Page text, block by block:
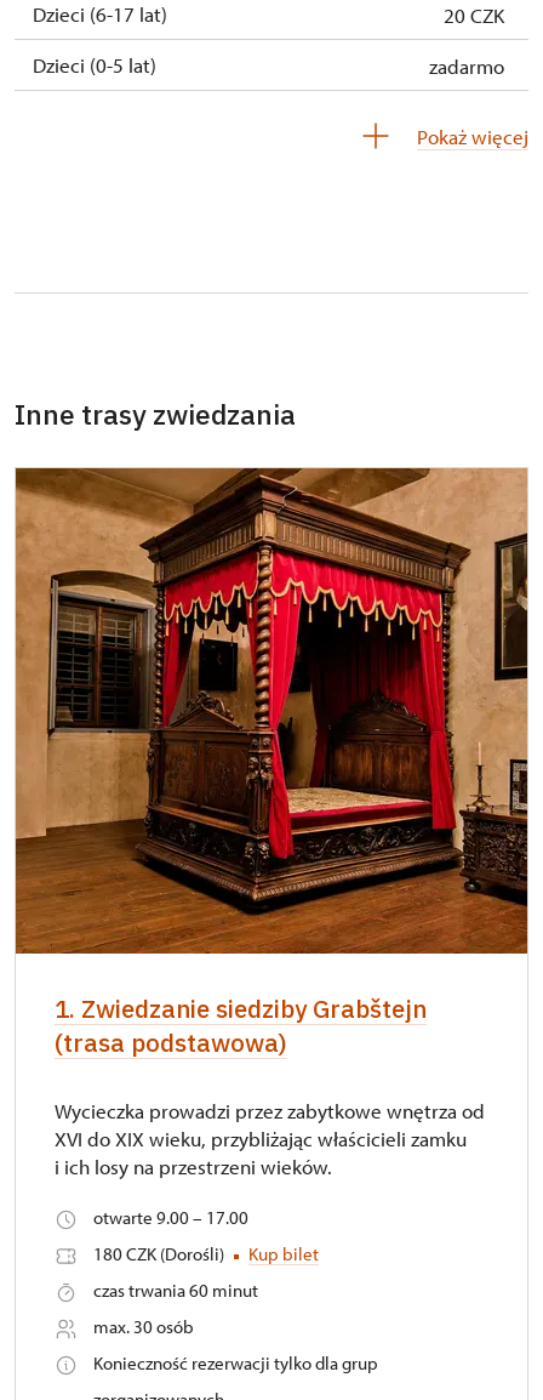
Dzieci (6-17 lat)
20 CZK
Dzieci (0-5 lat)
zadarmo
Wolny, całoroczny bilet wydany przez NPU
Jednorazowy, wolny bilet wydany przez
NPU
niedostępne
Osoba zatrudniona w organizacji NPU (+ 3
osoby)
zadarmo
Posiadacz karty " Naš člověk"*
zadarmo
* Ważny dla jednej osoby - posiadacza karty
lub kodu QR
Opłatę można płacić gotówką w koronach
lub kartą.
Pokaż więcej
Inne trasy zwiedzania
1. Zwiedzanie siedziby Grabštejn
(trasa podstawowa)
Wycieczka prowadzi przez zabytkowe wnętrza od
XVI do XIX wieku, przybliżając właścicieli zamku
i ich losy na przestrzeni wieków.
otwarte 9.00 – 17.00
180 CZK (Dorośli)
Kup bilet
czas trwania 60 minut
max. 30 osób
Konieczność rezerwacji tylko dla grup